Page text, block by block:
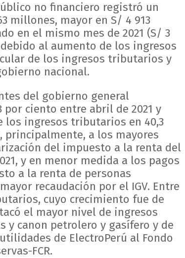
no financiero registró un
millones, mayor en S/ 4 913
en el mismo mes de 2021 (S/ 3
al aumento de los ingresos
de los ingresos tributarios y
nacional.
del gobierno general
por ciento entre abril de 2021 y
los ingresos tributarios en 40,3
principalmente, a los mayores
del impuesto a la renta del
y en menor medida a los pagos
a la renta de personas
recaudación por el IGV. Entre
cuyo crecimiento fue de
el mayor nivel de ingresos
y canon petrolero y gasífero y de
de ElectroPerú al Fondo
FCR.